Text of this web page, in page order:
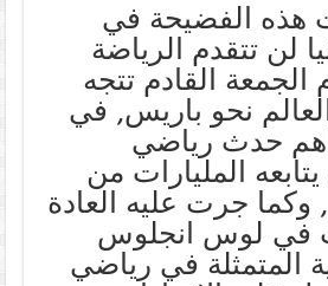
هذه الفضيحة في
لن تتقدم الرياضة
الجمعة القادم تتجه
نحو باريس, في
حدث رياضي
المليارات من
وكما جرت عليه العادة
في لوس انجلوس
المتمثلة في رياضي